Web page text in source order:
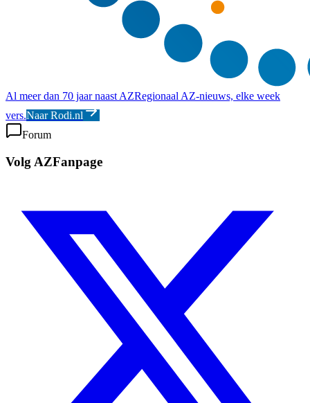
Al meer dan 70 jaar naast AZRegionaal AZ-nieuws, elke week
vers.Naar Rodi.nl
Forum
Volg AZFanpage